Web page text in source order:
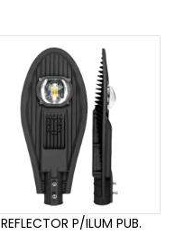
REFLECTOR P/ILUM PUB.